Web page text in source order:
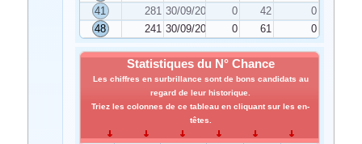
41
281 30/09/2023 0 42
0
48
241 30/09/2023 0 61 0
Statistiques du N° Chance
Les chiffres en surbrillance sont de bons candidats au
regard de leur historique.
Triez les colonnes de ce tableau en cliquant sur les en-
têtes.